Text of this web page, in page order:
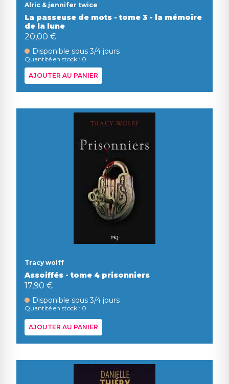
Alric & jennifer twice
La passeuse de mots - tome 3 - la mémoire
de la lune
20,00 €
Disponible sous 3/4 jours
Quantité en stock : 0
AJOUTER AU PANIER
Tracy wolff
Assoiffés - tome 4 prisonniers
17,90 €
Disponible sous 3/4 jours
Quantité en stock : 0
AJOUTER AU PANIER